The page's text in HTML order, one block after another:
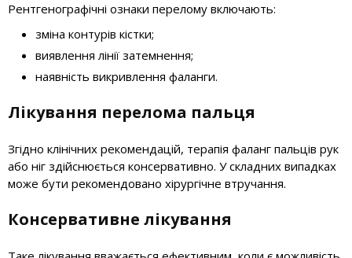
Рентгенографічні ознаки перелому включають:
зміна контурів кістки;
виявлення лінії затемнення;
наявність викривлення фаланги.
Лікування перелома пальця
Згідно клінічних рекомендацій, терапія фаланг пальців рук
або ніг здійснюється консервативно. У складних випадках
може бути рекомендовано хірургічне втручання.
Консервативне лікування